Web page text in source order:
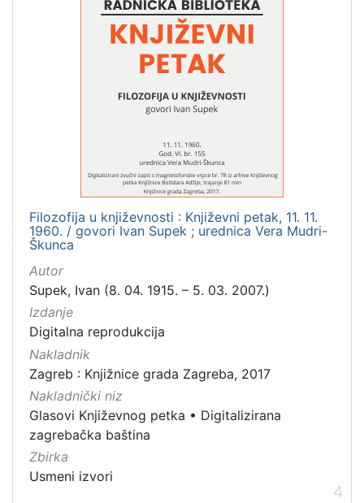
Filozofija u književnosti : Književni petak, 11. 11.
1960. / govori Ivan Supek ; urednica Vera Mudri-
Škunca
Autor
Supek, Ivan (8. 04. 1915. – 5. 03. 2007.)
Izdanje
Digitalna reprodukcija
Nakladnik
Zagreb : Knjižnice grada Zagreba, 2017
Nakladnički niz
Glasovi Književnog petka • Digitalizirana
zagrebačka baština
Zbirka
Usmeni izvori
4